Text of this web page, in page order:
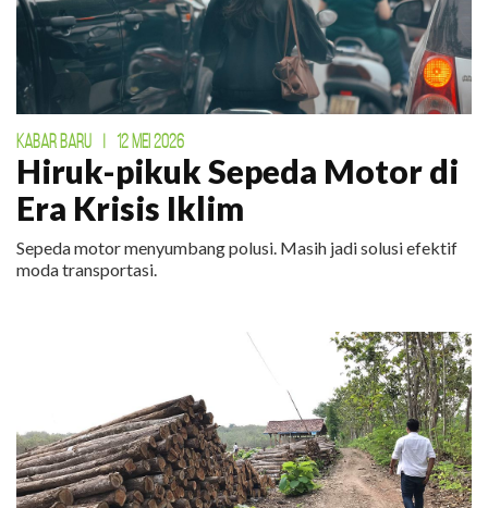
KABAR BARU | 12 MEI 2026
Hiruk-pikuk Sepeda Motor di
Era Krisis Iklim
Sepeda motor menyumbang polusi. Masih jadi solusi efektif
moda transportasi.